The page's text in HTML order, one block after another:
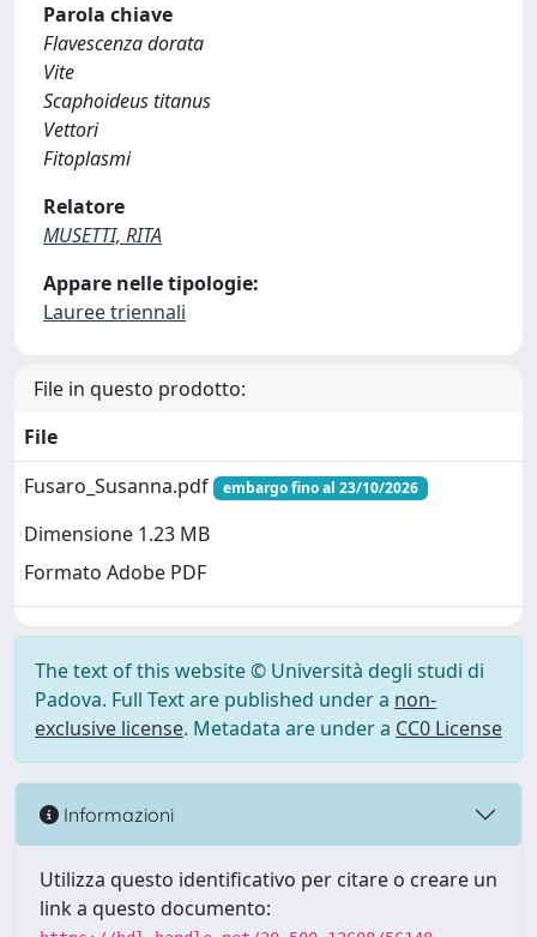
Parola chiave
Flavescenza dorata
Vite
Scaphoideus titanus
Vettori
Fitoplasmi
Relatore
MUSETTI, RITA
Appare nelle tipologie:
Lauree triennali
File in questo prodotto:
File
Fusaro_Susanna.pdf
embargo fino al 23/10/2026
Dimensione 1.23 MB
Formato Adobe PDF
The text of this website © Università degli studi di
Padova. Full Text are published under a non-
exclusive license. Metadata are under a CC0 License
Informazioni
Utilizza questo identificativo per citare o creare un
link a questo documento: